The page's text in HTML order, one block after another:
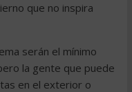
que no inspira
serán el mínimo
la gente que puede
en el exterior o